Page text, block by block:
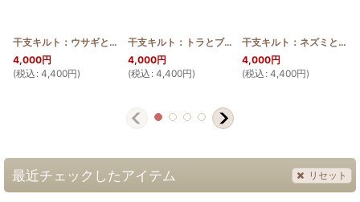
干支キルト：ウサギとピカケレイ ステンドグラスキルトタペストリー30_40
4,000円
(税込 : 4,400円)
干支キルト：トラとブーゲンビリア ステンドグラスキルトタペストリー30_40
4,000円
(税込 : 4,400円)
干支キルト：ネズミとエンゼルストランペット ステンドグラスキルトタペストリー30_40
4,000円
(税込 : 4,400円)
最近チェックしたアイテム リセット